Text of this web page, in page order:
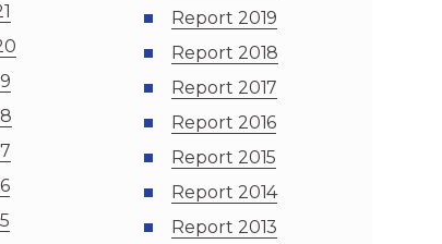
Report 2019
Report 2018
Report 2017
Report 2016
Report 2015
Report 2014
Report 2013